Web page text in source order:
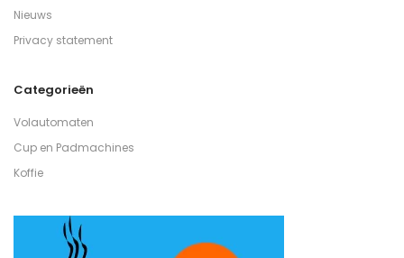
Nieuws
Privacy statement
Categorieën
Volautomaten
Cup en Padmachines
Koffie